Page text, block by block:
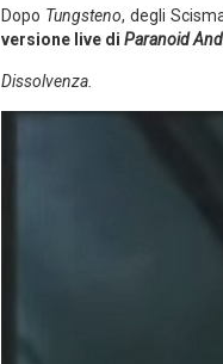
Dopo Tungsteno, degli
versione live di Paranoid
Dissolvenza.